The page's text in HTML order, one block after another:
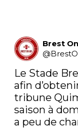
Brest
@
Le Stade
afin
tribune
saison à
a peu de